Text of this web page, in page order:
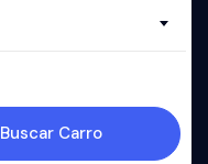
Buscar Carro